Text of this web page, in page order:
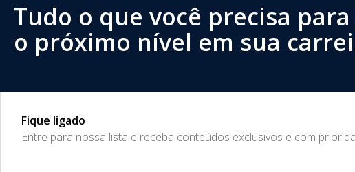
Tudo o que você precisa
o próximo nível em sua
Fique ligado
​Entre para nossa lista e receba conteúdos exclusivos e com